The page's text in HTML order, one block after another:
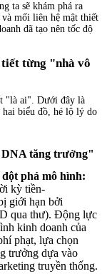
ta sẽ khám phá ra
mối liên hệ mật thiết
đã tạo nên tốc độ
từng "nhà vô
"là ai". Dưới đây là
hai biểu đồ, hé lộ lý do
tăng trưởng"
phá mô hình:
kỳ tiền-
giới hạn bởi
qua thư). Động lực
kinh doanh của
phạt, lựa chọn
trưởng dựa vào
truyền thống.